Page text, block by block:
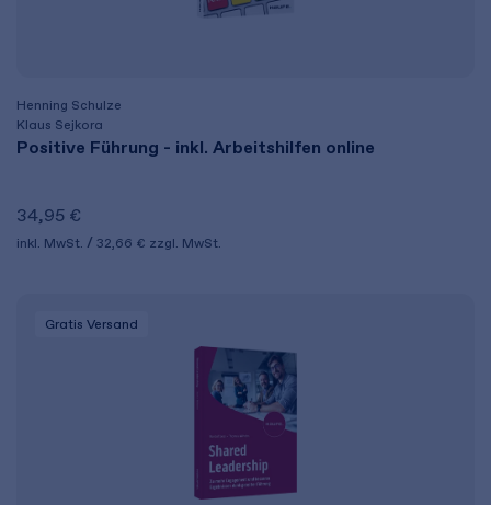
Henning Schulze
Klaus Sejkora
Positive Führung - inkl. Arbeitshilfen online
34,95 €
inkl. MwSt. 32,66 € zzgl. MwSt.
Gratis Versand